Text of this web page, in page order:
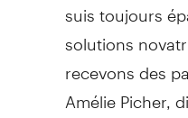
suis toujours
solutions
recevons des
Amélie Picher,